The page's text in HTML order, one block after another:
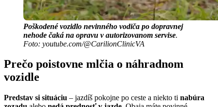
Poškodené vozidlo nevinného vodiča po dopravnej
nehode čaká na opravu v autorizovanom servise.
Foto: youtube.com/@CarilionClinicVA
Prečo poistovne mlčia o náhradnom
vozidle
Predstav si situáciu – jazdíš pokojne po ceste a niekto ti nabúra